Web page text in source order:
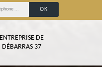
ENTREPRISE DE
DÉBARRAS 37